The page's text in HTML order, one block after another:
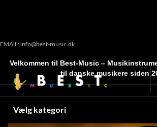
EMAIL: info@best-music.dk
Velkommen til Best-Music –
til danske musikere siden
Vælg kategori